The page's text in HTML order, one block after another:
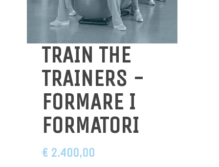
TRAIN THE
TRAINERS -
FORMARE I
FORMATORI
€ 2.400,OO